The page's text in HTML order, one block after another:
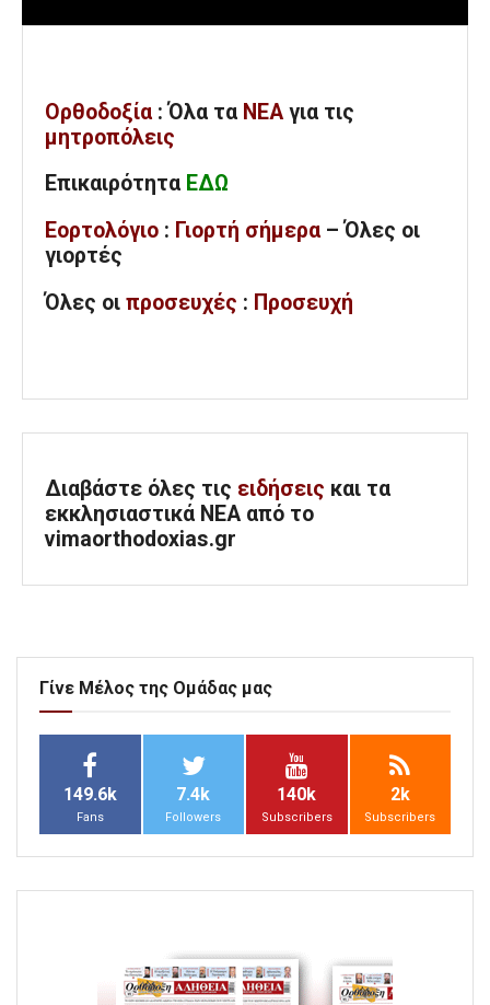
Ορθοδοξία : Όλα τα ΝΕΑ για τις
μητροπόλεις
Επικαιρότητα ΕΔΩ
Εορτολόγιο : Γιορτή σήμερα – Όλες οι
γιορτές
Όλες οι προσευχές : Προσευχή
Διαβάστε όλες τις ειδήσεις και τα
εκκλησιαστικά ΝΕΑ από το
vimaorthodoxias.gr
Γίνε Μέλος της Ομάδας μας
149.6k
Fans
7.4k
Followers
140k
Subscribers
2k
Subscribers